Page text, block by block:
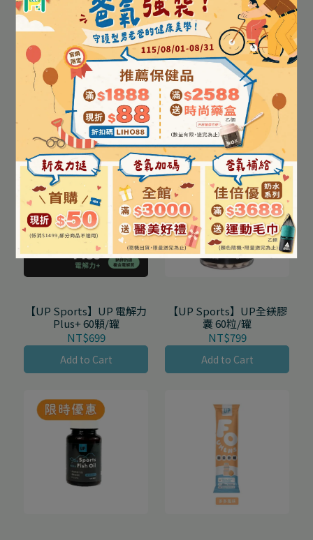
【UP Sports】UP 牛磺酸
膠囊 60顆/瓶
NT$599
NT$699
Add to Cart
【UP Sports】UP 綠茶咖
啡因膠囊 60顆/瓶
NT$750
NT$850
Add to Cart
【UP Sports】UP 電解力
Plus+ 60顆/罐
NT$699
Add to Cart
【UP Sports】UP全鎂膠
囊 60粒/罐
NT$799
Add to Cart